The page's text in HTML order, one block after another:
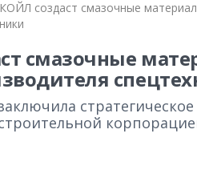
создаст смазочные
смазочные
стратегическое